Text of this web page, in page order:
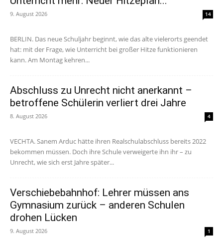
9. August 2026 14
BERLIN. Das neue Schuljahr beginnt, wie das alte vielerorts geendet
hat: mit der Frage, wie Unterricht bei großer Hitze funktionieren
kann. Am Montag kehren...
Abschluss zu Unrecht nicht anerkannt –
betroffene Schülerin verliert drei Jahre
8. August 2026 4
VECHTA. Sanem Arduc hätte ihren Realschulabschluss bereits 2022
bekommen müssen. Doch ihre Schule verweigerte ihn ihr – zu
Unrecht, wie sich erst Jahre später...
Verschiebebahnhof: Lehrer müssen ans
Gymnasium zurück – anderen Schulen
drohen Lücken
9. August 2026 1